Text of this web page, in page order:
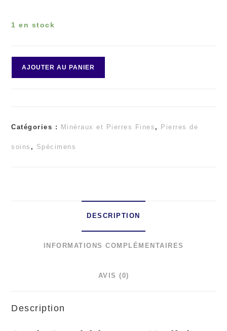
1 en stock
quantité
Dendritique
ou
AJOUTER AU PANIER
Catégories : Minéraux et Pierres Fines , Pierres de
soins , Spécimens
DESCRIPTION
INFORMATIONS COMPLÉMENTAIRES
AVIS (0)
Description